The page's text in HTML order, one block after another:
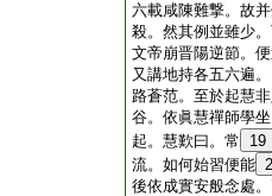
六載咸陳難撃。故
殺。然其例並雖少
文帝崩晋陽逆節。
又講地持各五六遍
路蒼范。至於起慧
谷。依眞慧禪師學
起。慧歎曰。常
19
流。如何始習便能
後依成實安般念處